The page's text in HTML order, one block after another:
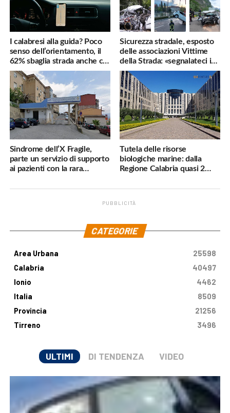
I calabresi alla guida? Poco
senso dell’orientamento, il
62% sbaglia strada anche col
navigatore
Sicurezza stradale, esposto
delle associazioni Vittime
della Strada: «segnalateci i
pericoli, interverremo
subito»
Sindrome dell’X Fragile,
parte un servizio di supporto
ai pazienti con la rara
Tutela delle risorse
biologiche marine: dalla
Regione Calabria quasi 2
PUBBLICITÀ
CATEGORIE
Area Urbana
25598
Calabria
40497
Ionio
4462
Italia
8509
Provincia
21256
Tirreno
3496
ULTIMI DI TENDENZA VIDEO